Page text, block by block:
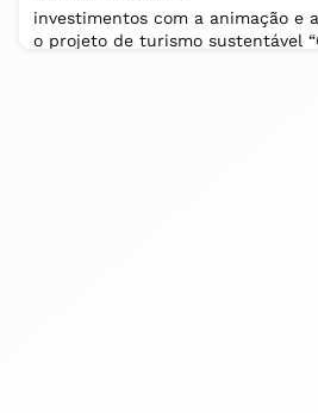
investimentos com a animação e
o projeto de turismo sustentável